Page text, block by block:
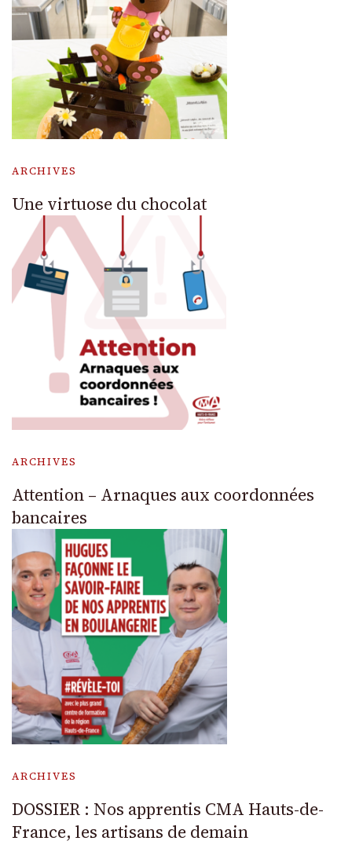
ARCHIVES
Une virtuose du chocolat
ARCHIVES
Attention – Arnaques aux coordonnées
bancaires
ARCHIVES
DOSSIER : Nos apprentis CMA Hauts-de-
France, les artisans de demain